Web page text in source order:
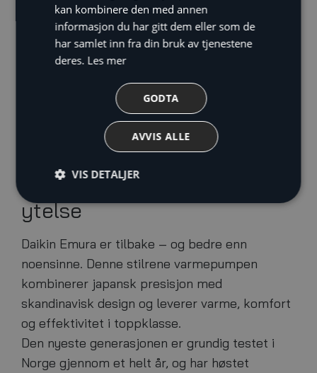
Prisvinnende design og topp
ytelse
Daikin Emura er tilbake – og bedre enn
noensinne. Denne stilrene varmepumpen
kombinerer japansk presisjon med
skandinavisk design og leverer varme, komfort
og effektivitet i toppklasse.
Den nyeste generasjonen er grundig testet i
Norge gjennom et helt år, og har høstet
kan kombinere den med annen
informasjon du har gitt dem eller som de
har samlet inn fra din bruk av tjenestene
deres. Les mer
GODTA
AVVIS ALLE
VIS DETALJER